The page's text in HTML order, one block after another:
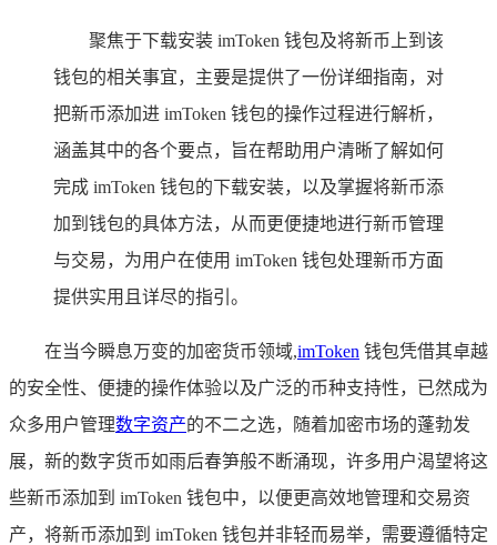
聚焦于下载安装 imToken 钱包及将新币上到该
钱包的相关事宜，主要是提供了一份详细指南，对
把新币添加进 imToken 钱包的操作过程进行解析，
涵盖其中的各个要点，旨在帮助用户清晰了解如何
完成 imToken 钱包的下载安装，以及掌握将新币添
加到钱包的具体方法，从而更便捷地进行新币管理
与交易，为用户在使用 imToken 钱包处理新币方面
提供实用且详尽的指引。
在当今瞬息万变的加密货币领域,imToken 钱包凭借其卓越
的安全性、便捷的操作体验以及广泛的币种支持性，已然成为
众多用户管理数字资产的不二之选，随着加密市场的蓬勃发
展，新的数字货币如雨后春笋般不断涌现，许多用户渴望将这
些新币添加到 imToken 钱包中，以便更高效地管理和交易资
产，将新币添加到 imToken 钱包并非轻而易举，需要遵循特定